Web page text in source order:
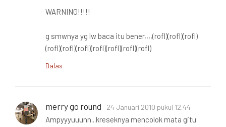
WARNING!!!!!
g smwnya yg lw baca itu bener,,,,(rofl)(rofl)(rofl)
(rofl)(rofl)(rofl)(rofl)(rofl)(rofl)(rofl)
Balas
merry go round 24 Januari 2010 pukul 12.44
Ampyyyuuunn...kreseknya mencolok mata gitu